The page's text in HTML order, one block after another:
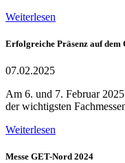
Weiterlesen
Erfolgreiche Präsenz auf
07.02.2025
Am 6. und 7. Februar
der wichtigsten
Weiterlesen
Messe GET-Nord 2024